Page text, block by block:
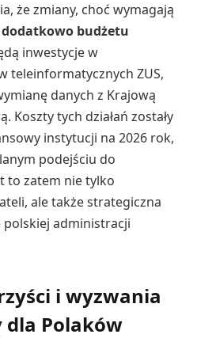
że zmiany, choć wymagają
budżetu
inwestycje w
teleinformatycznych ZUS,
danych z Krajową
Koszty tych działań zostały
instytucji na 2026 rok,
podejściu do
to zatem nie tylko
ale także strategiczna
polskiej administracji
i wyzwania
Polaków